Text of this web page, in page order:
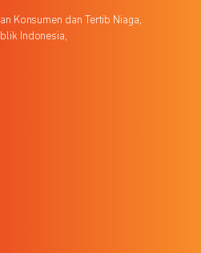
Konsumen dan Tertib Niaga,
Indonesia,